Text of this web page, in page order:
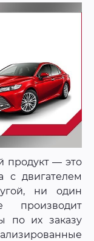
продукт — это
с двигателем
ни один
производит
по их заказу